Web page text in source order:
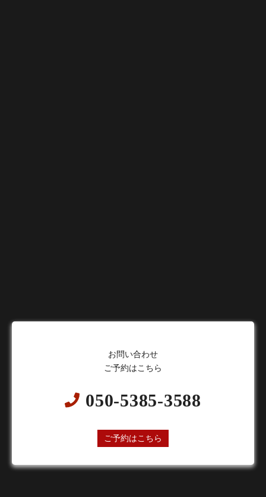
お問い合わせ
ご予約はこちら
050-5385-3588
ご予約はこちら